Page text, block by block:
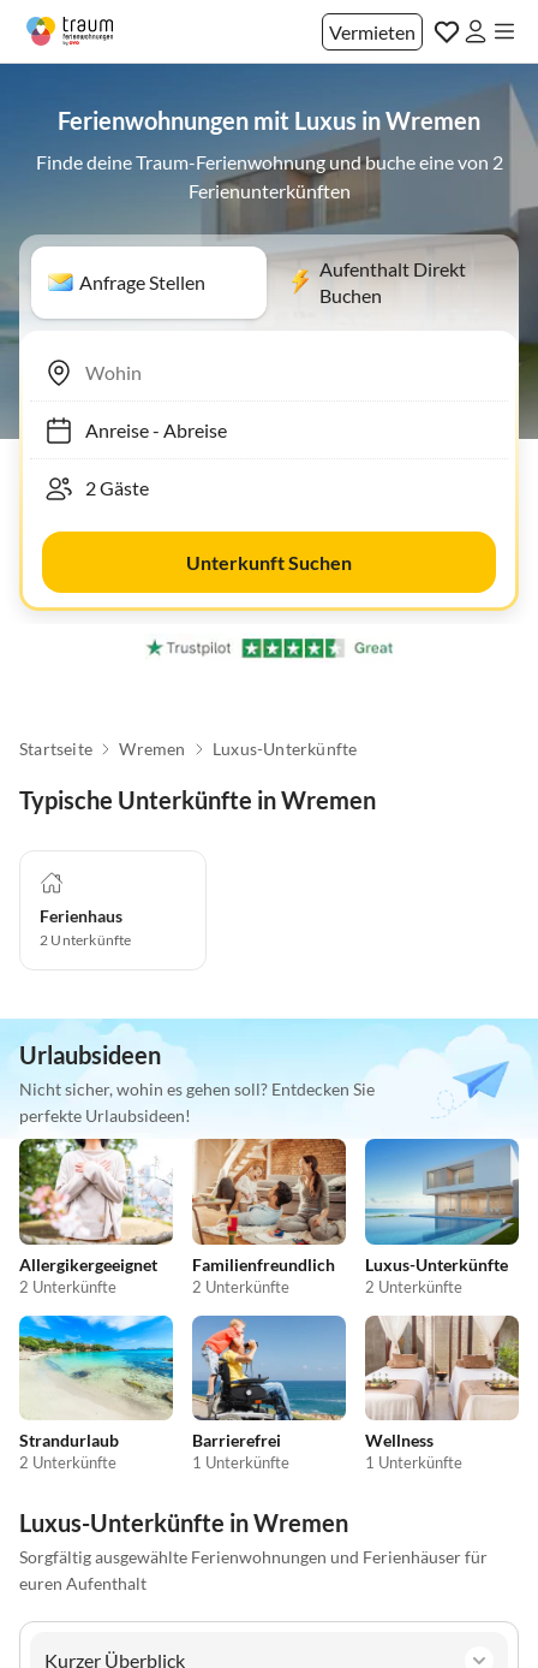
Vermieten
Ferienwohnungen mit Luxus in Wremen
Finde deine Traum-Ferienwohnung und buche eine von 2
Ferienunterkünften
Anfrage Stellen
Aufenthalt Direkt
Buchen
Anreise- Abreise
Unterkunft Suchen
Startseite Wremen Luxus-Unterkünfte
Typische Unterkünfte in Wremen
Ferienhaus
2 Unterkünfte
Urlaubsideen
Nicht sicher, wohin es gehen soll? Entdecken Sie
perfekte Urlaubsideen!
Allergikergeeignet
2 Unterkünfte
Familienfreundlich
2 Unterkünfte
Luxus-Unterkünfte
2 Unterkünfte
Strandurlaub
2 Unterkünfte
Barrierefrei
1 Unterkünfte
Wellness
1 Unterkünfte
Luxus-Unterkünfte in Wremen
Sorgfältig ausgewählte Ferienwohnungen und Ferienhäuser für
euren Aufenthalt
Kurzer Überblick